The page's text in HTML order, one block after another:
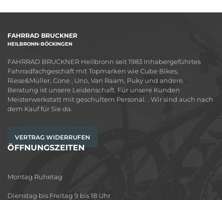
FAHRRAD BRUCKNER
HEILBRONN-BÖCKINGEN
FAHRRAD BRUCKNER Heilbronn seit 1983 Inhabergeführtes
Fahrradfachgeschäft mit Topmarken wie Cube Bikes,
Riese&Müller, Cone , Uno, Van Raam, Puky und andere.
Beratung ist unsere Leidenschaft. Für unsere Kunden
Meisterwerkstatt mit geschultem Personal. . Wir sind auch nach
dem Kauf für Sie da.
VERTRAG WIDERRUFEN
ÖFFNUNGSZEITEN
Montag Ruhetag
Dienstag bis Freitag 9 bis 18 Uhr